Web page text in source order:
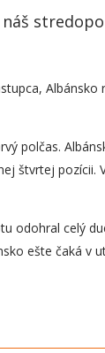
Albánsko
polčas.
štvrtej pozícii.
odohral celý
ešte čaká v